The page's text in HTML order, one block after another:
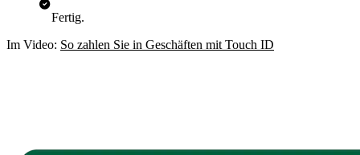
Fertig.
Im Video: So zahlen Sie in Geschäften mit Touch ID